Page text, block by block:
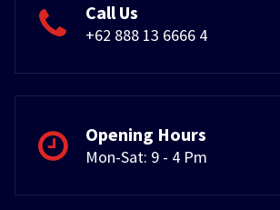
Call Us
+62 888 13 6666 4
Opening Hours
Mon-Sat: 9 - 4 Pm